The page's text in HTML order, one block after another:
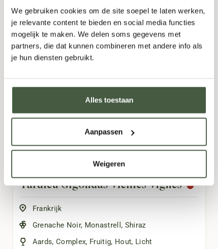
We gebruiken cookies om de site soepel te laten werken,
je relevante content te bieden en social media functies
mogelijk te maken. We delen soms gegevens met
partners, die dat kunnen combineren met andere info als
je hun diensten gebruikt.
Alles toestaan
Aanpassen
Weigeren
- + TOEVOEGEN
AANBIEDING!
Tardieu Gigondas Vieilles Vignes
Frankrijk
Grenache Noir, Monastrell , Shiraz
Aards, Complex, Fruitig, Hout, Licht